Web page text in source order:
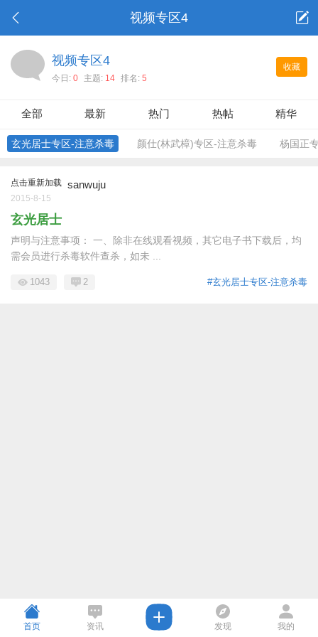
视频专区4
收藏
视频专区4
今日: 0 主题: 14 排名: 5
全部 最新 热门 热帖 精华
玄光居士专区-注意杀毒 颜仕(林武樟)专区-注意杀毒 杨国正
点击重新加载 sanwuju
2015-8-15
玄光居士
声明与注意事项： 一、除非在线观看视频，其它电子书下载后，均
需会员进行杀毒软件查杀，如未 ...
#玄光居士专区-注意杀毒
1043 2
首页 资讯 发现 我的